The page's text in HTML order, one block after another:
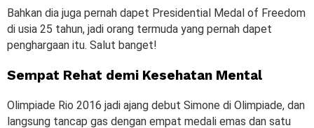
Bahkan dia juga pernah dapet Presidential Medal of Freedom
di usia 25 tahun, jadi orang termuda yang pernah dapet
penghargaan itu. Salut banget!
Sempat Rehat demi Kesehatan Mental
Olimpiade Rio 2016 jadi ajang debut Simone di Olimpiade, dan
langsung tancap gas dengan empat medali emas dan satu